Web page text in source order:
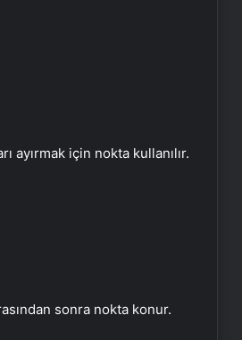
ayırmak için nokta kullanılır.
sonra nokta konur.